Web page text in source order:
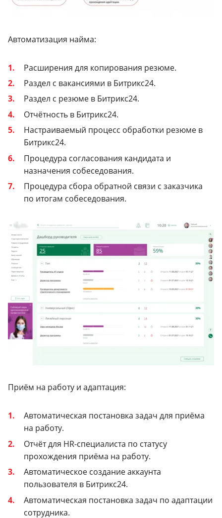
Автоматизация найма:
Расширения для копирования резюме.
Раздел с вакансиями в Битрикс24.
Раздел с резюме в Битрикс24.
Отчётность в Битрикс24.
Настраиваемый процесс обработки резюме в
Битрикс24.
Процедура согласования кандидата и
назначения собеседования.
Процедура сбора обратной связи с заказчика
по итогам собеседования.
Приём на работу и адаптация:
Автоматическая постановка задач для приёма
на работу.
Отчёт для HR-специалиста по статусу
прохождения приёма на работу.
Автоматическое создание аккаунта
пользователя в Битрикс24.
Автоматическая постановка задач по адаптации
сотрудника.